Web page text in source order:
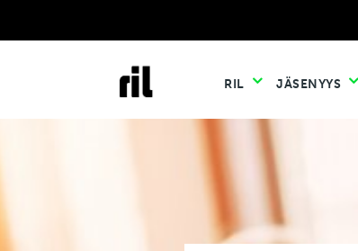
RIL JÄSENYYS